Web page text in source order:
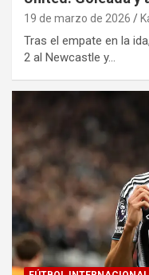
19 de marzo de 2026
Tras el empate en la
2 al Newcastle y…